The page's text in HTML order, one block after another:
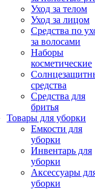
Уход за телом
Уход за лицом
Средства по
за волосами
Наборы
косметические
средства
Средства для
бритья
Товары для уборки
Емкости для
уборки
Инвентарь для
уборки
Аксессуары
уборки